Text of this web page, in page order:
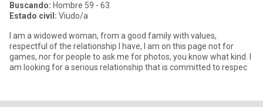
Buscando: Hombre 59 - 63
Estado civil: Viudo/a
I am a widowed woman, from a good family with values,
respectful of the relationship I have, I am on this page not for
games, nor for people to ask me for photos, you know what kind. I
am looking for a serious relationship that is committed to respec